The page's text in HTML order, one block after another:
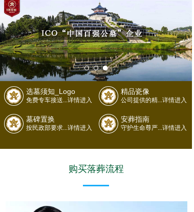
新闻
墓
缅怀
联系
选墓须知_Logo
免费专车接送...详情进入
精品瓷像
公司提供的精...详情进入
墓碑置换
按民政部要求...详情进入
安葬指南
守护生命尊严...详情进入
购买落葬流程